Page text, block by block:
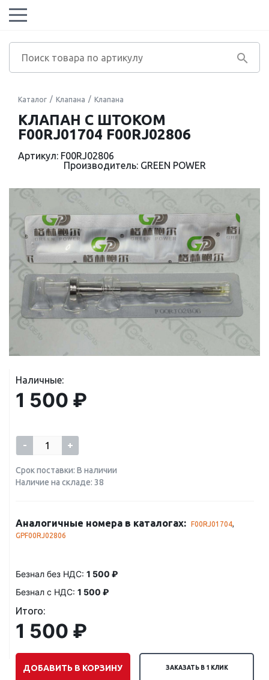
Каталог Клапана Клапана
КЛАПАН С ШТОКОМ
F00RJ01704 F00RJ02806
Артикул: F00RJ02806
Производитель: GREEN POWER
Наличные:
1 500 ₽
- +
Срок поставки: В наличии
Наличие на складе: 38
Аналогичные номера в каталогах: F00RJ01704,
GPF00RJ02806
Безнал без НДС: 1 500 ₽
Безнал с НДС: 1 500 ₽
Итого:
1 500 ₽
ДОБАВИТЬ В КОРЗИНУ ЗАКАЗАТЬ В 1 КЛИК